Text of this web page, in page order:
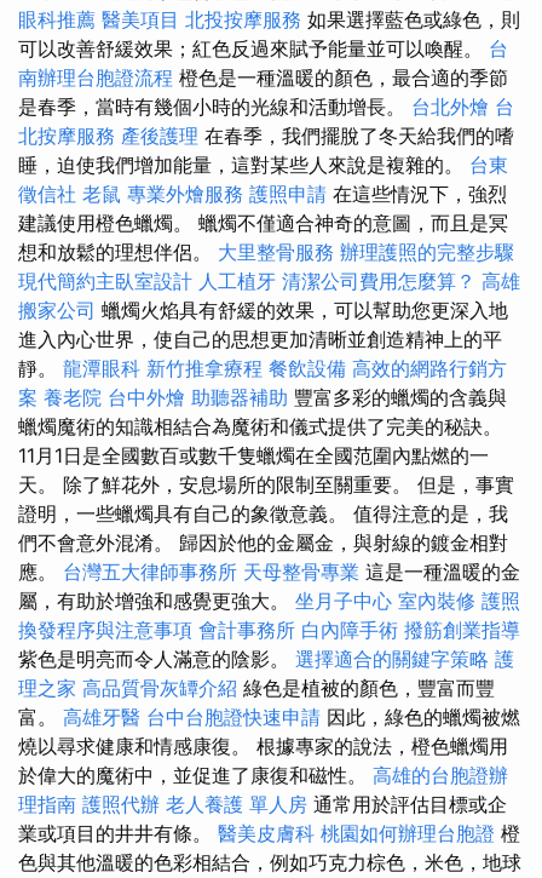
眼科推薦 醫美項目 北投按摩服務 如果選擇藍色或綠色，則
可以改善舒緩效果；紅色反過來賦予能量並可以喚醒。 台
南辦理台胞證流程 橙色是一種溫暖的顏色，最合適的季節
是春季，當時有幾個小時的光線和活動增長。 台北外燴 台
北按摩服務 產後護理 在春季，我們擺脫了冬天給我們的嗜
睡，迫使我們增加能量，這對某些人來說是複雜的。 台東
徵信社 老鼠 專業外燴服務 護照申請 在這些情況下，強烈
建議使用橙色蠟燭。 蠟燭不僅適合神奇的意圖，而且是冥
想和放鬆的理想伴侶。 大里整骨服務 辦理護照的完整步驟
現代簡約主臥室設計 人工植牙 清潔公司費用怎麼算？ 高雄
搬家公司 蠟燭火焰具有舒緩的效果，可以幫助您更深入地
進入內心世界，使自己的思想更加清晰並創造精神上的平
靜。 龍潭眼科 新竹推拿療程 餐飲設備 高效的網路行銷方
案 養老院 台中外燴 助聽器補助 豐富多彩的蠟燭的含義與
蠟燭魔術的知識相結合為魔術和儀式提供了完美的秘訣。
11月1日是全國數百或數千隻蠟燭在全國范圍內點燃的一
天。 除了鮮花外，安息場所的限制至關重要。 但是，事實
證明，一些蠟燭具有自己的象徵意義。 值得注意的是，我
們不會意外混淆。 歸因於他的金屬金，與射線的鍍金相對
應。 台灣五大律師事務所 天母整骨專業 這是一種溫暖的金
屬，有助於增強和感覺更強大。 坐月子中心 室內裝修 護照
換發程序與注意事項 會計事務所 白內障手術 撥筋創業指導
紫色是明亮而令人滿意的陰影。 選擇適合的關鍵字策略 護
理之家 高品質骨灰罈介紹 綠色是植被的顏色，豐富而豐
富。 高雄牙醫 台中台胞證快速申請 因此，綠色的蠟燭被燃
燒以尋求健康和情感康復。 根據專家的說法，橙色蠟燭用
於偉大的魔術中，並促進了康復和磁性。 高雄的台胞證辦
理指南 護照代辦 老人養護 單人房 通常用於評估目標或企
業或項目的井井有條。 醫美皮膚科 桃園如何辦理台胞證 橙
色與其他溫暖的色彩相結合，例如巧克力棕色，米色，地球